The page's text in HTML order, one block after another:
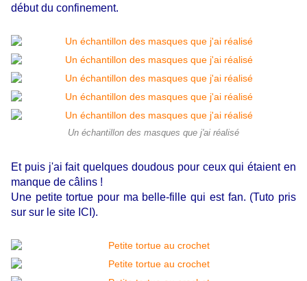
début du confinement.
Un échantillon des masques que j'ai réalisé
Et puis j'ai fait quelques doudous pour ceux qui étaient en
manque de câlins !
Une petite tortue pour ma belle-fille qui est fan. (Tuto pris
sur sur le site ICI ).